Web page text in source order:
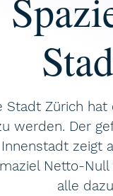
Stadt Zürich
werden. Der
Innenstadt zeigt
Netto-
alle